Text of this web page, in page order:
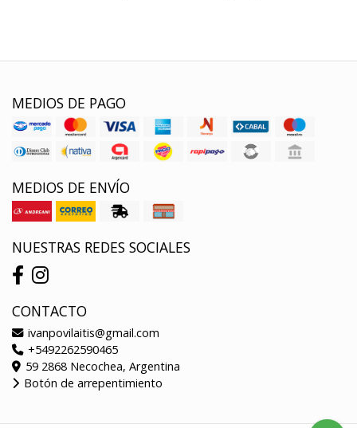
MEDIOS DE PAGO
MEDIOS DE ENVÍO
NUESTRAS REDES SOCIALES
CONTACTO
ivanpovilaitis@gmail.com
+5492262590465
59 2868 Necochea, Argentina
Botón de arrepentimiento